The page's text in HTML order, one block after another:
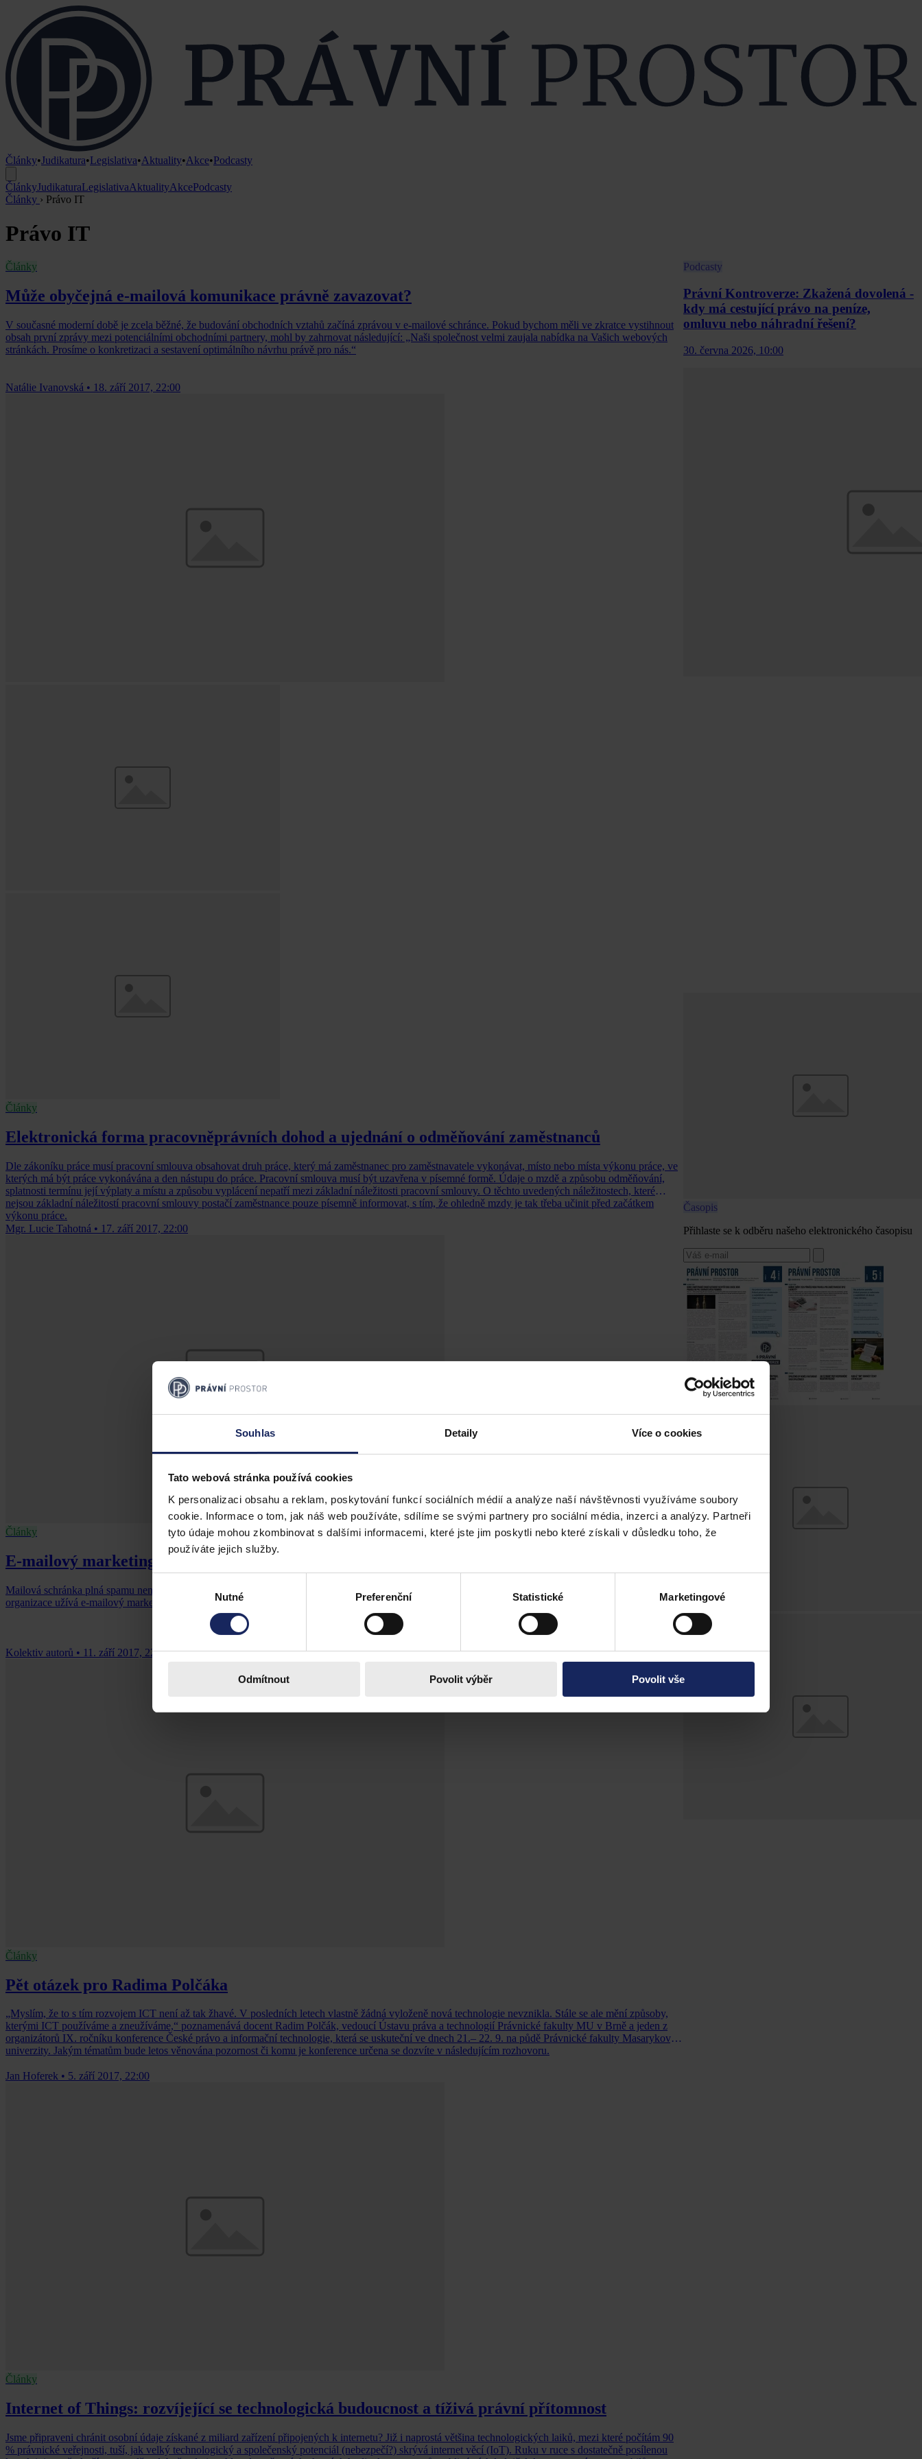
Souhlas Detaily Více o cookies
Tato webová stránka používá cookies
K personalizaci obsahu a reklam, poskytování funkcí sociálních médií a analýze naší návštěvnosti využíváme soubory
cookie. Informace o tom, jak náš web používáte, sdílíme se svými partnery pro sociální média, inzerci a analýzy. Partneři
tyto údaje mohou zkombinovat s dalšími informacemi, které jste jim poskytli nebo které získali v důsledku toho, že
používáte jejich služby.
souhlasu
Nutné Preferenční Statistické Marketingové
Odmítnout Povolit výběr Povolit vše
Články•Judikatura•Legislativa•Aktuality•Akce•Podcasty
ČlánkyJudikaturaLegislativaAktualityAkcePodcasty
Články › Právo IT
Právo IT
Články
Může obyčejná e-mailová komunikace právně zavazovat?
V současné moderní době je zcela běžné, že budování obchodních vztahů začíná zprávou v e-mailové schránce. Pokud bychom měli ve zkratce vystihnout
obsah první zprávy mezi potenciálními obchodními partnery, mohl by zahrnovat následující: „Naši společnost velmi zaujala nabídka na Vašich webových
stránkách. Prosíme o konkretizaci a sestavení optimálního návrhu právě pro nás.“
Natálie Ivanovská • 18. září 2017, 22:00
Články
Elektronická forma pracovněprávních dohod a ujednání o odměňování zaměstnanců
Dle zákoníku práce musí pracovní smlouva obsahovat druh práce, který má zaměstnanec pro zaměstnavatele vykonávat, místo nebo místa výkonu práce, ve
kterých má být práce vykonávána a den nástupu do práce. Pracovní smlouva musí být uzavřena v písemné formě. Údaje o mzdě a způsobu odměňování,
splatnosti termínu její výplaty a místu a způsobu vyplácení nepatří mezi základní náležitosti pracovní smlouvy. O těchto uvedených náležitostech, které
nejsou základní náležitostí pracovní smlouvy postačí zaměstnance pouze písemně informovat, s tím, že ohledně mzdy je tak třeba učinit před začátkem
výkonu práce.
Mgr. Lucie Tahotná • 17. září 2017, 22:00
Články
E-mailový marketing pohledem právníka
Mailová schránka plná spamu není nic příjemného. Jak rozeznat, zda jsou hromadné zprávy vůbec posílány legálně? A jak se ujistit, že i vaše firma či
organizace užívá e-mailový marketing v souladu se zákonem?
Kolektiv autorů • 11. září 2017, 22:00
Články
Pět otázek pro Radima Polčáka
„Myslím, že to s tím rozvojem ICT není až tak žhavé. V posledních letech vlastně žádná vyloženě nová technologie nevznikla. Stále se ale mění způsoby,
kterými ICT používáme a zneužíváme,“ poznamenává docent Radim Polčák, vedoucí Ústavu práva a technologií Právnické fakulty MU v Brně a jeden z
organizátorů IX. ročníku konference České právo a informační technologie, která se uskuteční ve dnech 21.– 22. 9. na půdě Právnické fakulty Masarykovy
univerzity. Jakým tématům bude letos věnována pozornost či komu je konference určena se dozvíte v následujícím rozhovoru.
Jan Hoferek • 5. září 2017, 22:00
Články
Internet of Things: rozvíjející se technologická budoucnost a tíživá právní přítomnost
Jsme připraveni chránit osobní údaje získané z miliard zařízení připojených k internetu? Již i naprostá většina technologických laiků, mezi které počítám 90
% právnické veřejnosti, tuší, jak velký technologický a společenský potenciál (nebezpečí?) skrývá internet věcí (IoT). Ruku v ruce s dostatečně posílenou
Podcasty
Právní Kontroverze: Zkažená dovolená -
kdy má cestující právo na peníze,
omluvu nebo náhradní řešení?
30. června 2026, 10:00
Časopis
Přihlaste se k odběru našeho elektronického časopisu